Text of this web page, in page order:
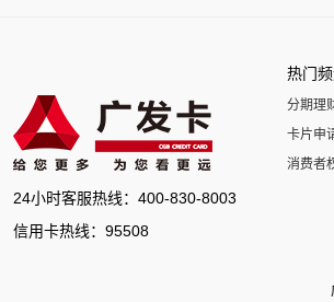
24小时客服热线：400-830-8003
信用卡热线：95508
热门
分期理
卡片申
消费者